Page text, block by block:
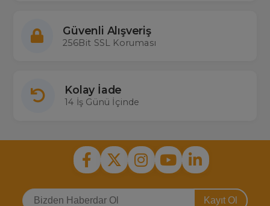
Güvenli Alışveriş
256Bit SSL Koruması
Kolay İade
14 İş Günü İçinde
Kayıt Ol